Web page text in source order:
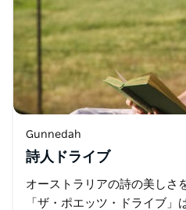
Gunnedah
詩人ドライブ
オーストラリアの詩の美しさ
「ザ・ポエッツ・ドライブ」